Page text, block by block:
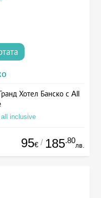
Хотел Банско с All
inclusive
95€ / 185.80
лв.